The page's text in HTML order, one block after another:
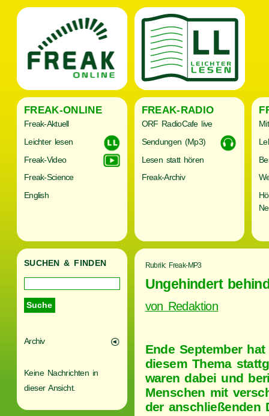
FREAK-ONLINE
Freak-Aktuell
Leichter lesen
Freak-Video
Freak-Science
English
FREAK-RADIO
ORF RadioCafe live
Sendungen (Mp3)
Lesen statt hören
Freak-Archiv
SUCHEN & FINDEN
Archiv
Keine Nachrichten in
dieser Ansicht.
Rubrik: Freak-MP3
Ungehindert
von Redaktion
Ende September
diesem Thema
waren dabei und
Menschen mit
der anschließenden